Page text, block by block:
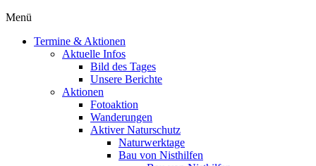
Menü
Termine & Aktionen
Aktuelle Infos
Bild des Tages
Unsere Berichte
Aktionen
Fotoaktion
Wanderungen
Aktiver Naturschutz
Naturwerktage
Bau von Nisthilfen